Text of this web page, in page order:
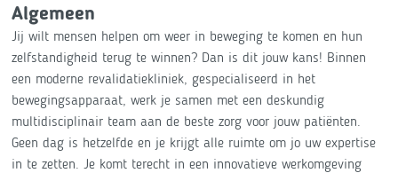
Algemeen
Jij wilt mensen helpen om weer in beweging te komen en hun
zelfstandigheid terug te winnen? Dan is dit jouw kans! Binnen
een moderne revalidatiekliniek, gespecialiseerd in het
bewegingsapparaat, werk je samen met een deskundig
multidisciplinair team aan de beste zorg voor jouw patiënten.
Geen dag is hetzelfde en je krijgt alle ruimte om jo uw expertise
in te zetten. Je komt terecht in een innovatieve werkomgeving